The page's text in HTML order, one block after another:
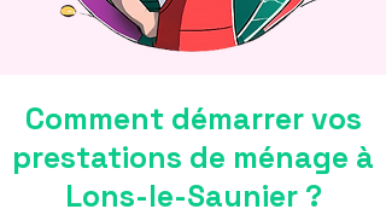
Comment démarrer vos
prestations de ménage à
Lons-le-Saunier ?